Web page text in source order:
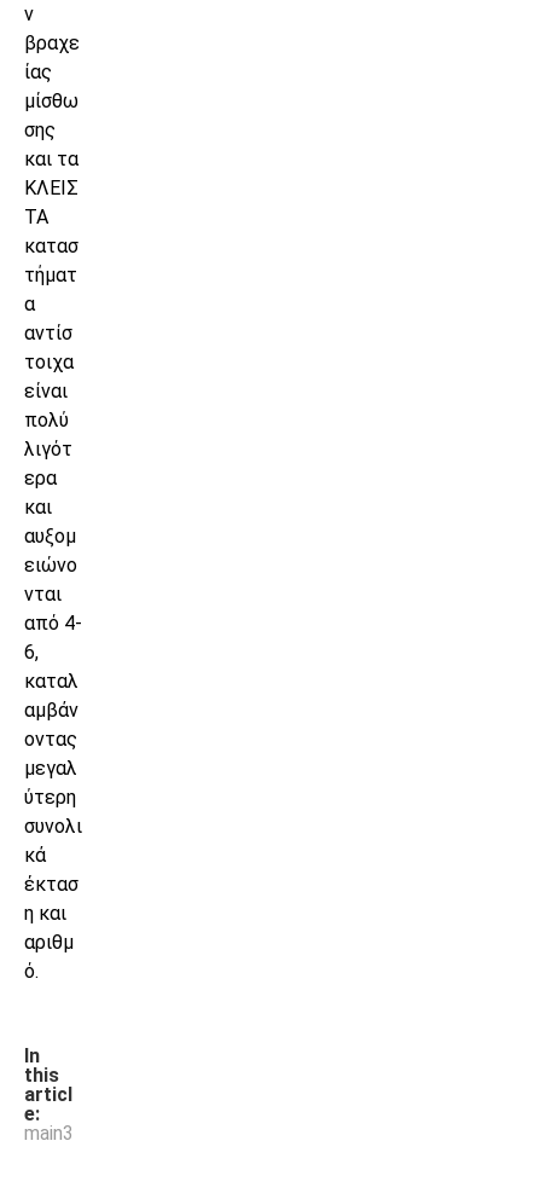
ν
βραχε
ίας
μίσθω
σης
και τα
ΚΛΕΙΣ
ΤΑ
κατασ
τήματ
α
αντίσ
τοιχα
είναι
πολύ
λιγότ
ερα
και
αυξομ
ειώνο
νται
από 4-
6,
καταλ
αμβάν
οντας
μεγαλ
ύτερη
συνολι
κά
έκτασ
η και
αριθμ
ό.
In
this
articl
e:
main3